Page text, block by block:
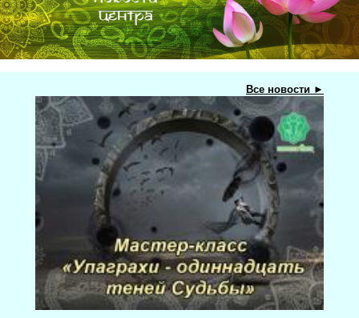
Все новости ►